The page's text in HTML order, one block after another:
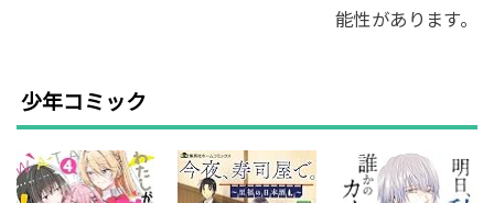
能性があります。
少年コミック